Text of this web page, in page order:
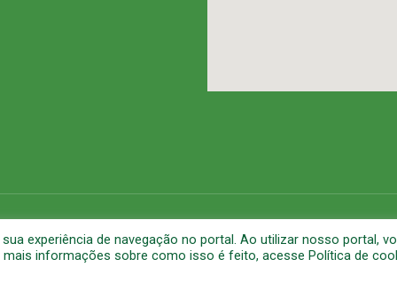
experiência de navegação no portal. Ao utilizar nosso portal,
informações sobre como isso é feito, acesse Política de